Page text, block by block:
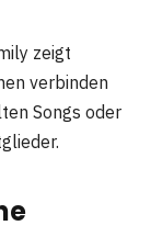
zeigt
verbinden
Songs oder